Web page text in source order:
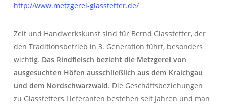
http://www.metzgerei-glasstetter.de/
Zeit und Handwerkskunst sind für Bernd Glasstetter, der
den Traditionsbetrieb in 3. Generation führt, besonders
wichtig. Das Rindfleisch bezieht die Metzgerei von
ausgesuchten Höfen ausschließlich aus dem Kraichgau
und dem Nordschwarzwald. Die Geschäftsbeziehungen
zu Glasstetters Lieferanten bestehen seit Jahren und man